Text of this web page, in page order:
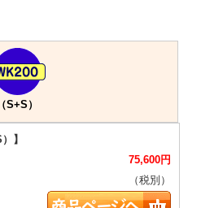
（S+S）
75,600円
（税別）